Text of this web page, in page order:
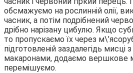
обсмажуємо на рослинній олії,
часник, а потім подрібнений
дрібно нарізану цибулю. Якщо
то пропускаємо їх через
підготовленій заздалегідь
макаронами, додаємо вершкове
перемішуємо.